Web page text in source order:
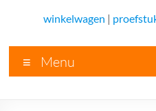
voor
vele
soorten
winkelwagen |
Menu